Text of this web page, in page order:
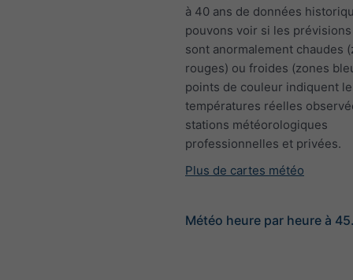
à 40 ans de données
pouvons voir si les
sont anormalement chaudes
rouges) ou froides (zones
points de couleur indiquent
températures réelles
stations météorologiques
professionnelles et privées.
Plus de cartes météo
Météo heure par heure à